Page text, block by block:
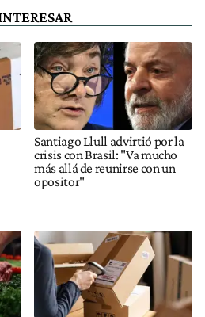
Santiago Llull advirtió por la
crisis con Brasil: "Va mucho
más allá de reunirse con un
opositor"